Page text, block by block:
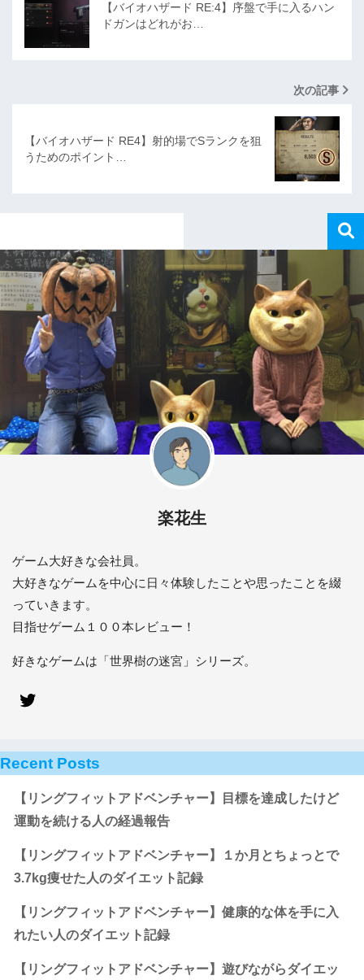
【バイオハザード RE:4】序盤で手に入るハン
ドガンはどれがお…
次の記事
【バイオハザード RE4】射的場でSランクを狙
うためのポイント…
楽花生
ゲーム大好きな会社員。
大好きなゲームを中心に日々体験したことや思ったことを綴
っていきます。
目指せゲーム１００本レビュー！
好きなゲームは「世界樹の迷宮」シリーズ。
Recent Posts
【リングフィットアドベンチャー】目標を達成したけど
運動を続ける人の経過報告
【リングフィットアドベンチャー】１か月とちょっとで
3.7kg痩せた人のダイエット記録
【リングフィットアドベンチャー】健康的な体を手に入
れたい人のダイエット記録
【リングフィットアドベンチャー】遊びながらダイエッ